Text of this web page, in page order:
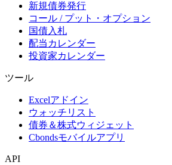
新規債券発行
コール / プット・オプション
国債入札
配当カレンダー
投資家カレンダー
ツール
Excelアドイン
ウォッチリスト
債券＆株式ウィジェット
Cbondsモバイルアプリ
API